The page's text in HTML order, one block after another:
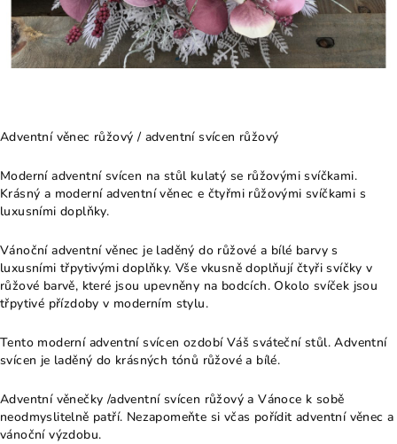
Adventní věnec růžový / adventní svícen růžový
Moderní adventní svícen na stůl kulatý se růžovými svíčkami.
Krásný a moderní adventní věnec e čtyřmi růžovými svíčkami s
luxusními doplňky.
Vánoční adventní věnec je laděný do růžové a bílé barvy s
luxusními třpytivými doplňky. Vše vkusně doplňují čtyři svíčky v
růžové barvě, které jsou upevněny na bodcích. Okolo svíček jsou
třpytivé přízdoby v moderním stylu.
Tento moderní adventní svícen ozdobí Váš sváteční stůl. Adventní
svícen je laděný do krásných tónů růžové a bílé.
Adventní věnečky /adventní svícen růžový a Vánoce k sobě
neodmyslitelně patří. Nezapomeňte si včas pořídit adventní věnec a
vánoční výzdobu.